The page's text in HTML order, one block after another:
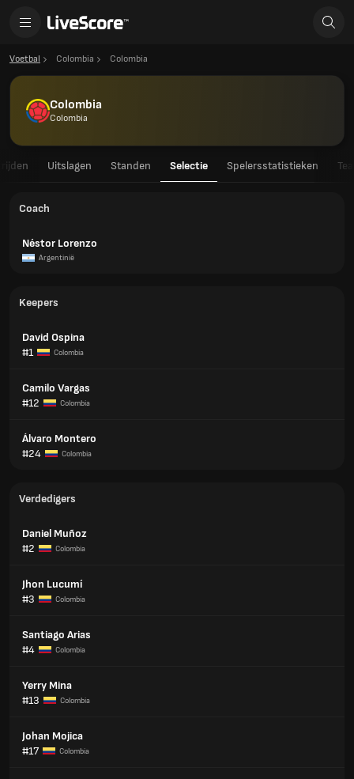
Voetbal Colombia Colombia
Colombia
Colombia
Uitslagen Standen Selectie Spelersstatistieken
Coach
Néstor Lorenzo
Argentinië
Keepers
David Ospina
#1
Colombia
Camilo Vargas
#12
Colombia
Álvaro Montero
#24
Colombia
Verdedigers
Daniel Muñoz
#2
Colombia
Jhon Lucumí
#3
Colombia
Santiago Arias
#4
Colombia
Yerry Mina
#13
Colombia
Johan Mojica
#17
Colombia